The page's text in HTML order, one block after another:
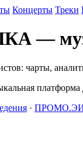
Концерты Треки
чарты,
платформа
·